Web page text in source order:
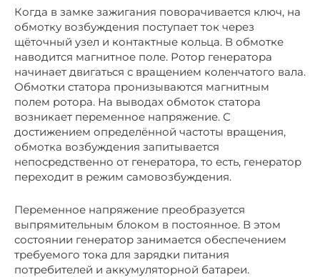
Когда в замке зажигания поворачивается ключ, на
обмотку возбуждения поступает ток через
щёточный узел и контактные кольца. В обмотке
наводится магнитное поле. Ротор генератора
начинает двигаться с вращением коленчатого вала.
Обмотки статора пронизываются магнитным
полем ротора. На выводах обмоток статора
возникает переменное напряжение. С
достижением определённой частоты вращения,
обмотка возбуждения запитывается
непосредственно от генератора, то есть, генератор
переходит в режим самовозбуждения.
Переменное напряжение преобразуется
выпрямительным блоком в постоянное. В этом
состоянии генератор занимается обеспечением
требуемого тока для зарядки питания
потребителей и аккумуляторной батареи.